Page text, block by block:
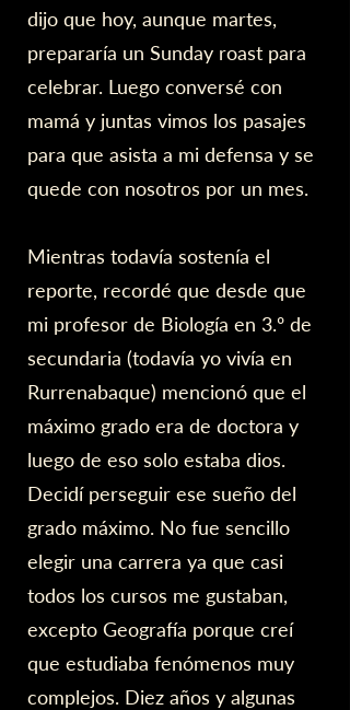
dijo que hoy, aunque martes,
prepararía un Sunday roast para
celebrar. Luego conversé con
mamá y juntas vimos los pasajes
para que asista a mi defensa y se
quede con nosotros por un mes.
Mientras todavía sostenía el
reporte, recordé que desde que
mi profesor de Biología en 3.º de
secundaria (todavía yo vivía en
Rurrenabaque) mencionó que el
máximo grado era de doctora y
luego de eso solo estaba dios.
Decidí perseguir ese sueño del
grado máximo. No fue sencillo
elegir una carrera ya que casi
todos los cursos me gustaban,
excepto Geografía porque creí
que estudiaba fenómenos muy
complejos. Diez años y algunas